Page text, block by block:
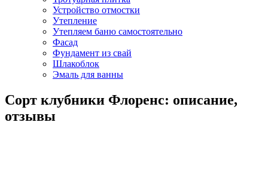
Устройство отмостки
Утепление
Утепляем баню самостоятельно
Фасад
Фундамент из свай
Шлакоблок
Эмаль для ванны
Сорт клубники Флоренс: описание,
отзывы